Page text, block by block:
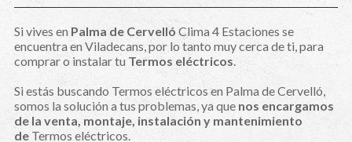
Si vives en Palma de Cervelló Clima 4 Estaciones se
encuentra en Viladecans, por lo tanto muy cerca de ti, para
comprar o instalar tu Termos eléctricos.
Si estás buscando Termos eléctricos en Palma de Cervelló,
somos la solución a tus problemas, ya que nos encargamos
de la venta, montaje, instalación y mantenimiento
deTermos eléctricos.